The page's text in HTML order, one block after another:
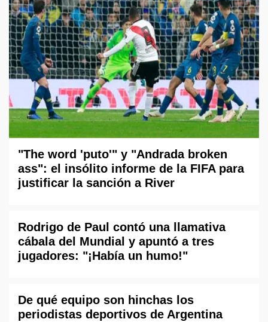
"The word 'puto'" y "Andrada broken
ass": el insólito informe de la FIFA para
justificar la sanción a River
Rodrigo de Paul contó una llamativa
cábala del Mundial y apuntó a tres
jugadores: "¡Había un humo!"
De qué equipo son hinchas los
periodistas deportivos de Argentina